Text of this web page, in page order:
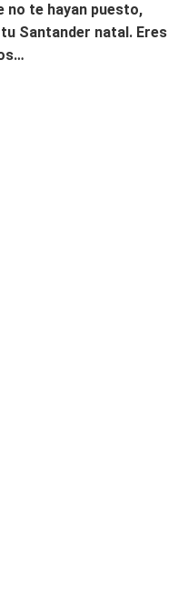
no te hayan puesto,
Santander natal. Eres